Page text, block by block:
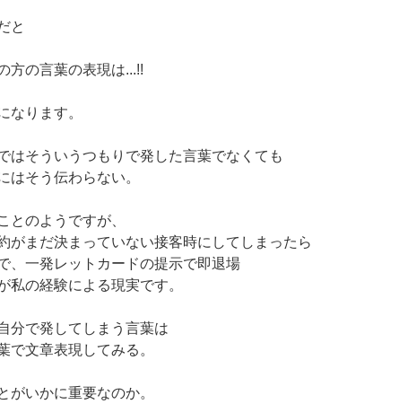
と
方の言葉の表現は...!!
なります。
はそういうつもりで発した言葉でなくても
はそう伝わらない。
とのようですが、
がまだ決まっていない接客時にしてしまったら
、一発レットカードの提示で即退場
私の経験による現実です。
分で発してしまう言葉は
で文章表現してみる。
がいかに重要なのか。